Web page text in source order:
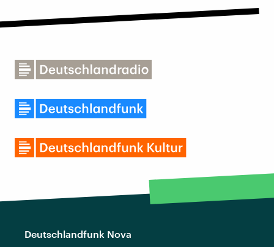
Deutschlandfunk Nova